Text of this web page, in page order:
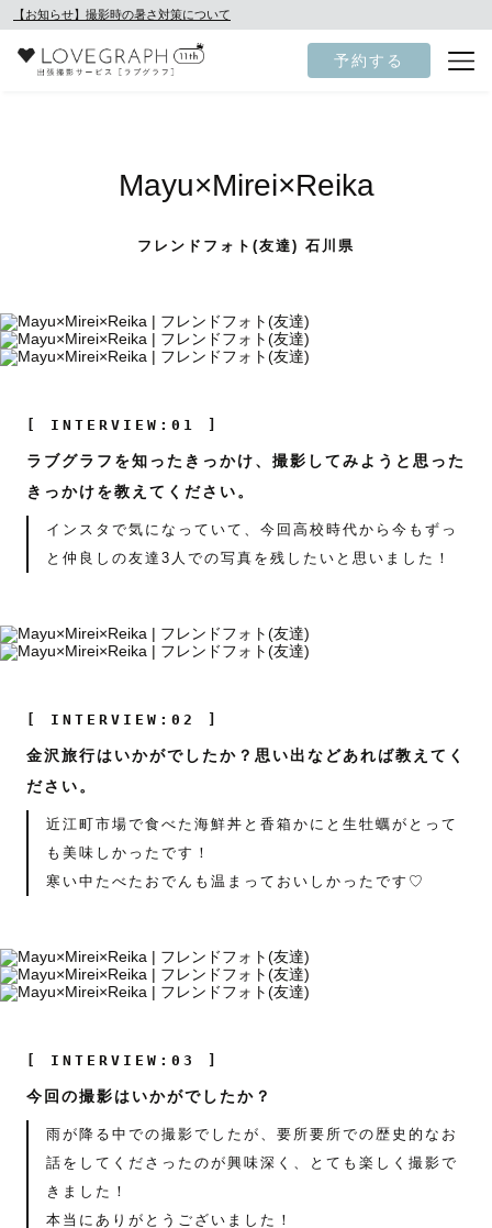
【お知らせ】撮影時の暑さ対策について
予約する
Mayu×Mirei×Reika
フレンドフォト(友達) 石川県
[ INTERVIEW:01 ]
ラブグラフを知ったきっかけ、撮影してみようと思った
きっかけを教えてください。
インスタで気になっていて、今回高校時代から今もずっ
と仲良しの友達3人での写真を残したいと思いました！
[ INTERVIEW:02 ]
金沢旅行はいかがでしたか？思い出などあれば教えてく
ださい。
近江町市場で食べた海鮮丼と香箱かにと生牡蠣がとって
も美味しかったです！
寒い中たべたおでんも温まっておいしかったです♡
[ INTERVIEW:03 ]
今回の撮影はいかがでしたか？
雨が降る中での撮影でしたが、要所要所での歴史的なお
話をしてくださったのが興味深く、とても楽しく撮影で
きました！
本当にありがとうございました！